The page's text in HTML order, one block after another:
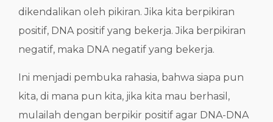
dikendalikan oleh pikiran. Jika kita berpikiran
positif, DNA positif yang bekerja. Jika berpikiran
negatif, maka DNA negatif yang bekerja.
Ini menjadi pembuka rahasia, bahwa siapa pun
kita, di mana pun kita, jika kita mau berhasil,
mulailah dengan berpikir positif agar DNA-DNA